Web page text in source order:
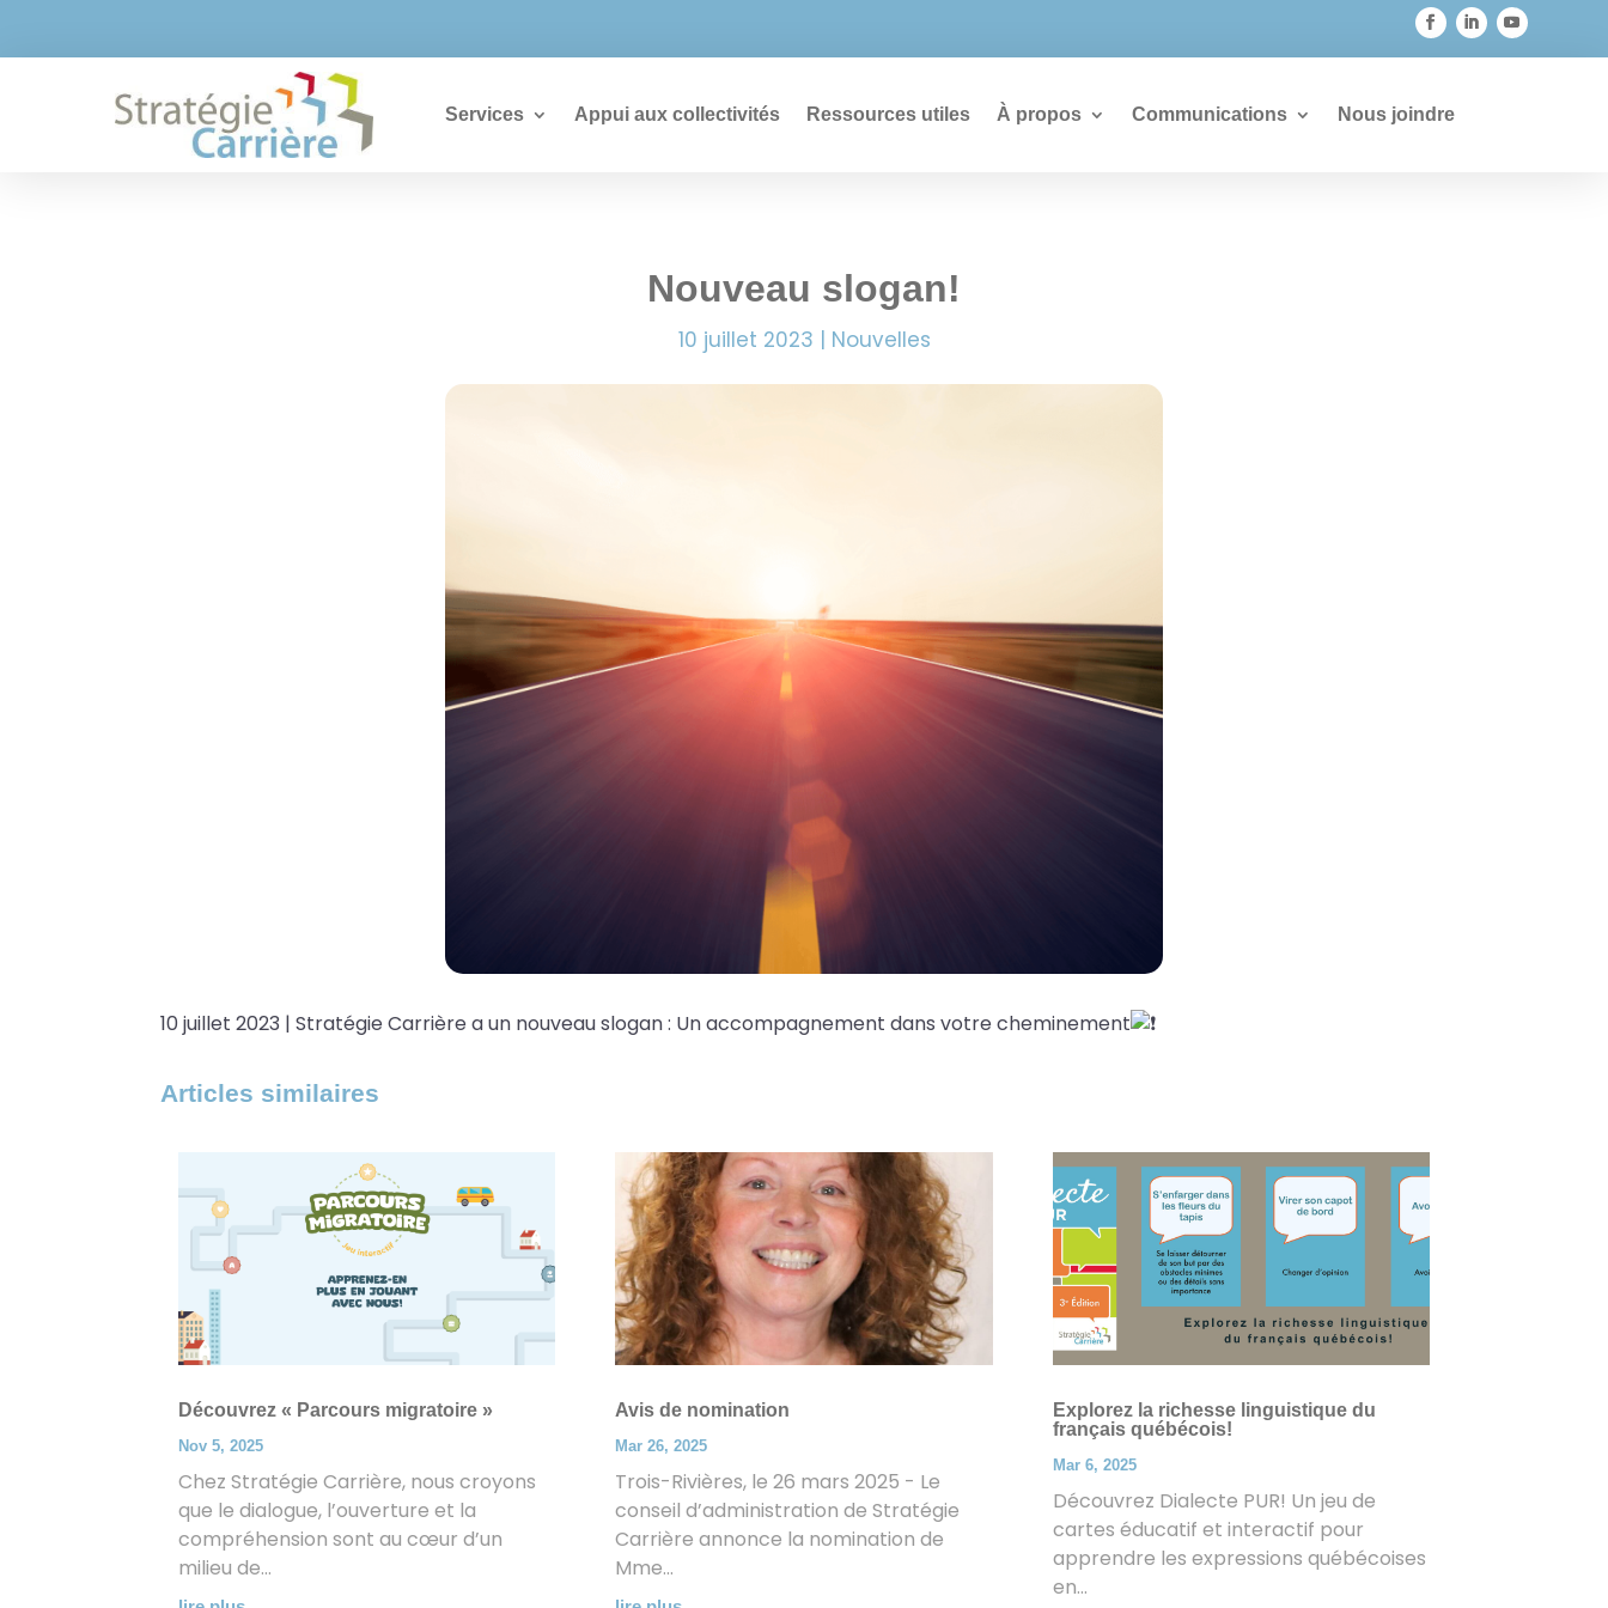
Services Appui aux collectivités Ressources utiles À propos Communications Nous joindre
Nouveau slogan!
10 juillet 2023 | Nouvelles
10 juillet 2023 | Stratégie Carrière a un nouveau slogan : Un accompagnement dans votre cheminement
Articles similaires
Découvrez « Parcours migratoire »
Nov 5, 2025
Chez Stratégie Carrière, nous croyons
que le dialogue, l’ouverture et la
compréhension sont au cœur d’un
milieu de...
Avis de nomination
Mar 26, 2025
Trois-Rivières, le 26 mars 2025 - Le
conseil d’administration de Stratégie
Carrière annonce la nomination de
Mme...
Explorez la richesse linguistique du
français québécois!
Mar 6, 2025
Découvrez Dialecte PUR! Un jeu de
cartes éducatif et interactif pour
apprendre les expressions québécoises
en...